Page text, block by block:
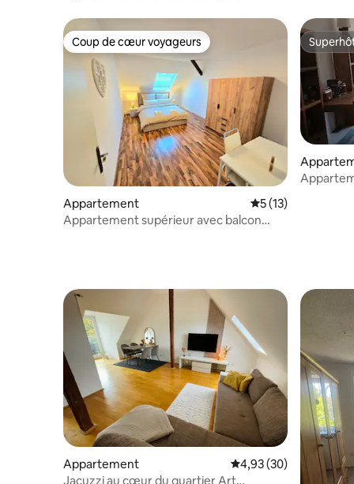
Coup de cœur voyageurs
Coup de cœur voyageurs
Appartement Évaluation
5 (13)
Appartement supérieur avec balcon
Appartement Évaluation moyenne
4,93 (30)
Jacuzzi au cœur du quartier Art